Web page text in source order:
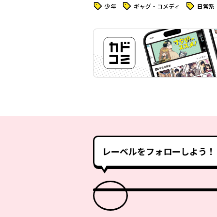
タグ 少年 タグ ギャグ・コメディ タグ 日常系
レーベルをフォローしよう！